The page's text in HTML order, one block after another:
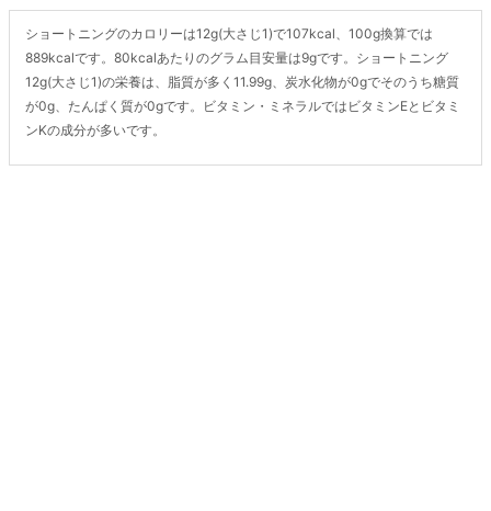
ショートニングのカロリーは12g(大さじ1)で107kcal、100g換算では
889kcalです。80kcalあたりのグラム目安量は9gです。ショートニング
12g(大さじ1)の栄養は、脂質が多く11.99g、炭水化物が0gでそのうち糖質
が0g、たんぱく質が0gです。ビタミン・ミネラルではビタミンEとビタミ
ンKの成分が多いです。